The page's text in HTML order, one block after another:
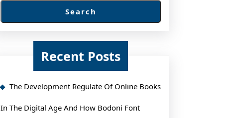
Search
Recent Posts
The Development Regulate Of Online Books
In The Digital Age And How Bodoni Font